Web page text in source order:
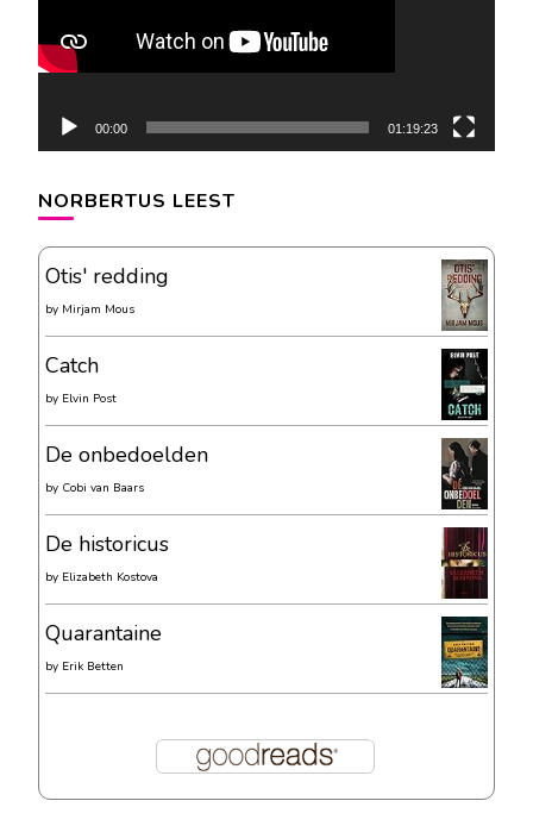
00:00 01:19:23
NORBERTUS LEEST
Otis' redding
by Mirjam Mous
Catch
by Elvin Post
De onbedoelden
by Cobi van Baars
De historicus
by Elizabeth Kostova
Quarantaine
by Erik Betten